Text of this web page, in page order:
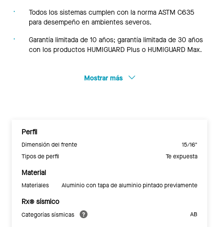
Todos los sistemas cumplen con la norma ASTM C635
para desempeño en ambientes severos.
Garantía limitada de 10 años; garantía limitada de 30 años
con los productos HUMIGUARD Plus o HUMIGUARD Max.
Mostrar más
Perfil
Dimensión del frente
15/16"
Tipos de perfil
Te expuesta
Material
Materiales Aluminio con tapa de aluminio pintado previamente
Rx® sísmico
Categorías sísmicas AB